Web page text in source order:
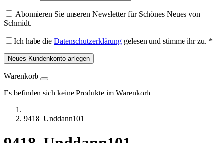
Abonnieren Sie unseren Newsletter für Schönes Neues von
Schmidt.
Ich habe die Datenschutzerklärung gelesen und stimme ihr zu. *
Neues Kundenkonto anlegen
Warenkorb
Es befinden sich keine Produkte im Warenkorb.
9418_Unddann101